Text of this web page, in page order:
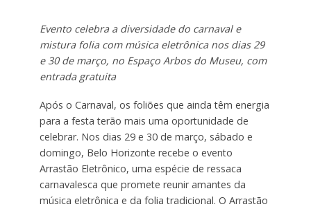
Evento celebra a diversidade do carnaval e
mistura folia com música eletrônica nos dias 29
e 30 de março, no Espaço Arbos do Museu, com
entrada gratuita
Após o Carnaval, os foliões que ainda têm energia
para a festa terão mais uma oportunidade de
celebrar. Nos dias 29 e 30 de março, sábado e
domingo, Belo Horizonte recebe o evento
Arrastão Eletrônico, uma espécie de ressaca
carnavalesca que promete reunir amantes da
música eletrônica e da folia tradicional. O Arrastão